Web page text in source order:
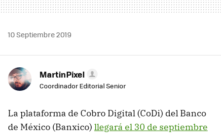
10 Septiembre 2019
MartinPixel
Coordinador Editorial Senior
La plataforma de Cobro Digital (CoDi) del Banco
de México (Banxico) llegará el 30 de septiembre